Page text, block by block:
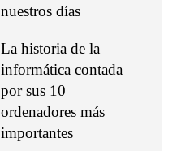
nuestros días
La historia de la
informática contada
por sus 10
ordenadores más
importantes